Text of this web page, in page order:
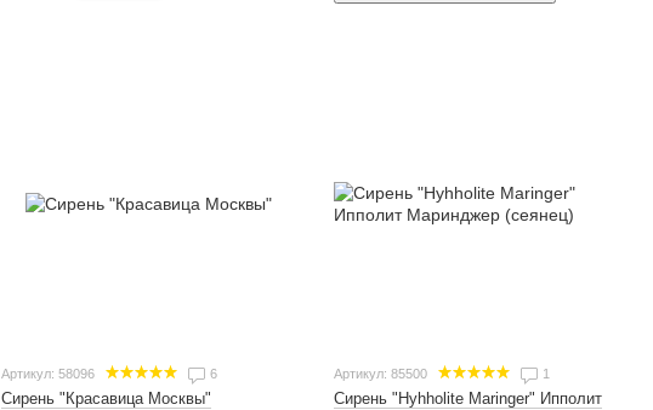
Артикул: 58096 6
Сирень "Красавица Москвы"
Артикул: 85500 1
Сирень "Hyhholite Maringer" Ипполит